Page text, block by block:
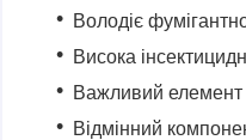
Володіє
Висока
Важливий елемент
Відмінний